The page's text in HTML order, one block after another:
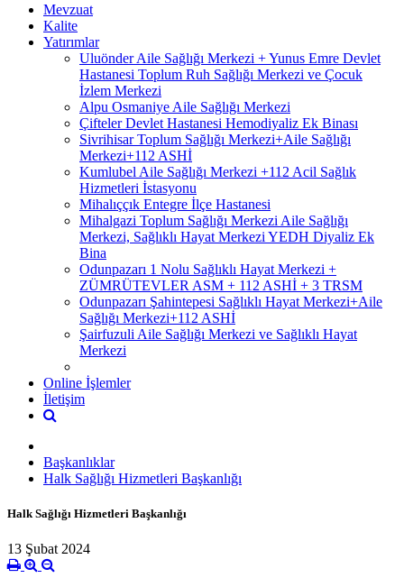
Mevzuat
Kalite
Yatırımlar
Uluönder Aile Sağlığı Merkezi + Yunus Emre Devlet
Hastanesi Toplum Ruh Sağlığı Merkezi ve Çocuk
İzlem Merkezi
Alpu Osmaniye Aile Sağlığı Merkezi
Çifteler Devlet Hastanesi Hemodiyaliz Ek Binası
Sivrihisar Toplum Sağlığı Merkezi+Aile Sağlığı
Merkezi+112 ASHİ
Kumlubel Aile Sağlığı Merkezi +112 Acil Sağlık
Hizmetleri İstasyonu
Mihalıççık Entegre İlçe Hastanesi
Mihalgazi Toplum Sağlığı Merkezi Aile Sağlığı
Merkezi, Sağlıklı Hayat Merkezi YEDH Diyaliz Ek
Bina
Odunpazarı 1 Nolu Sağlıklı Hayat Merkezi +
ZÜMRÜTEVLER ASM + 112 ASHİ + 3 TRSM
Odunpazarı Şahintepesi Sağlıklı Hayat Merkezi+Aile
Sağlığı Merkezi+112 ASHİ
Şairfuzuli Aile Sağlığı Merkezi ve Sağlıklı Hayat
Merkezi
Online İşlemler
İletişim
Başkanlıklar
Halk Sağlığı Hizmetleri Başkanlığı
Halk Sağlığı Hizmetleri Başkanlığı
13 Şubat 2024